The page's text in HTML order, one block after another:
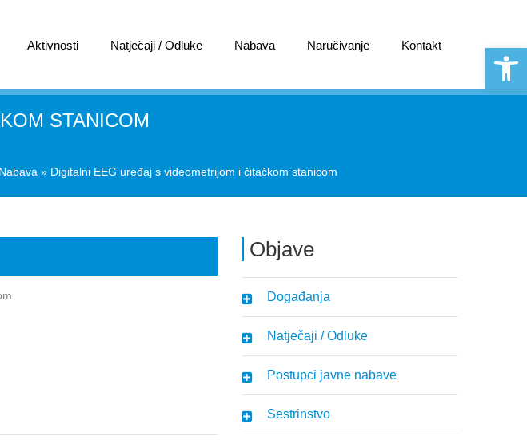
Aktivnosti Natječaji / Odluke Nabava Naručivanje Kontakt
STANICOM
Nabava » Digitalni EEG uređaj s videometrijom i čitačkom stanicom
Objave
Događanja
Natječaji / Odluke
Postupci javne nabave
Sestrinstvo